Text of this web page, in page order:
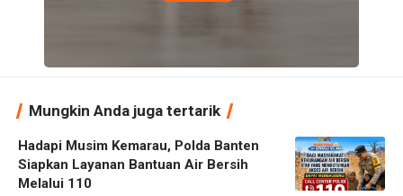
Mungkin Anda juga tertarik
Hadapi Musim Kemarau, Polda Banten
Siapkan Layanan Bantuan Air Bersih
Melalui 110